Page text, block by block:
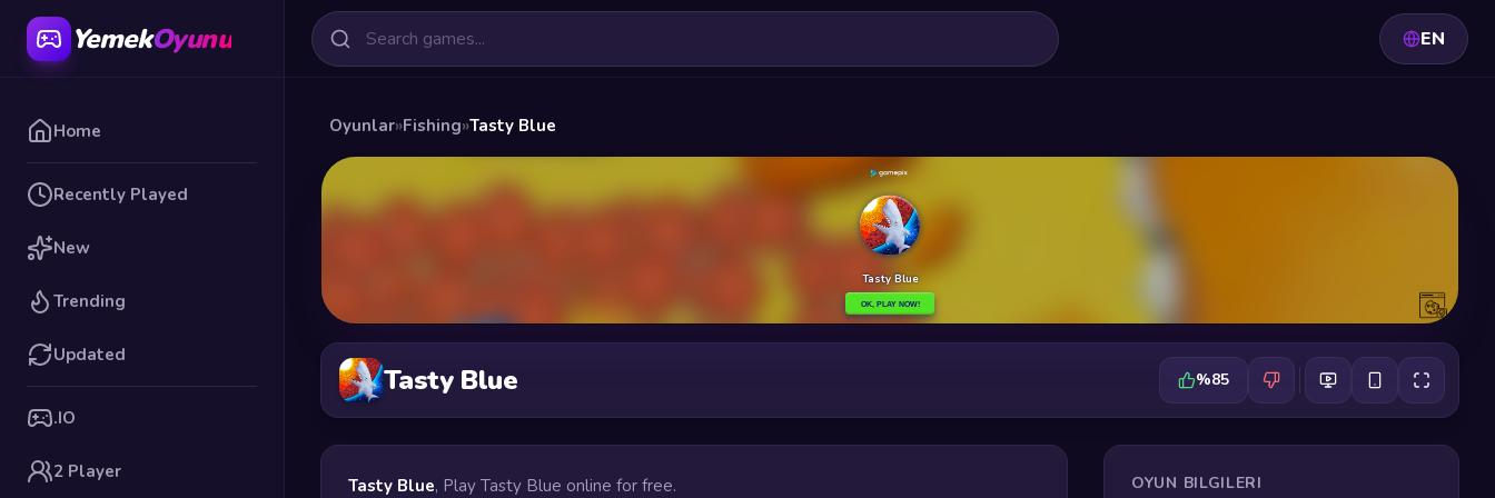
YemekOyunu
Home
Recently Played
New
Trending
Updated
.IO
2 Player
EN
Oyunlar»Fishing»Tasty Blue
Tasty Blue %85
Tasty Blue, Play Tasty Blue online for free. OYUN BILGILERI